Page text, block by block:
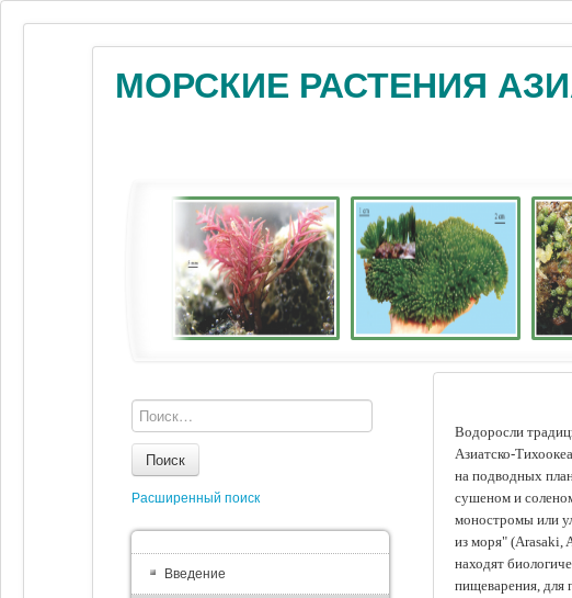
МОРСКИЕ РАСТЕНИЯ
Водоросли
Азиатско-
на подводных
сушеном и
моностромы или
из моря" (Arasaki,
находят
пищеварения,
Поиск
Расширенный поиск
Введение